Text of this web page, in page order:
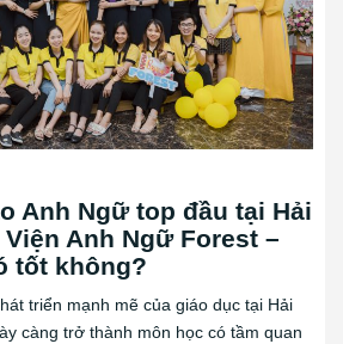
Anh Ngữ top đầu tại Hải
Anh Ngữ Forest –
tốt không?
triển mạnh mẽ của giáo dục tại Hải
càng trở thành môn học có tầm quan